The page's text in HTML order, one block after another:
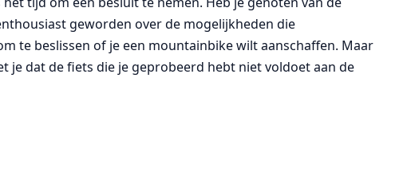
geworden over de mogelijkheden die
te beslissen of je een mountainbike wilt aanschaffen. Maar
je dat de fiets die je geprobeerd hebt niet voldoet aan de